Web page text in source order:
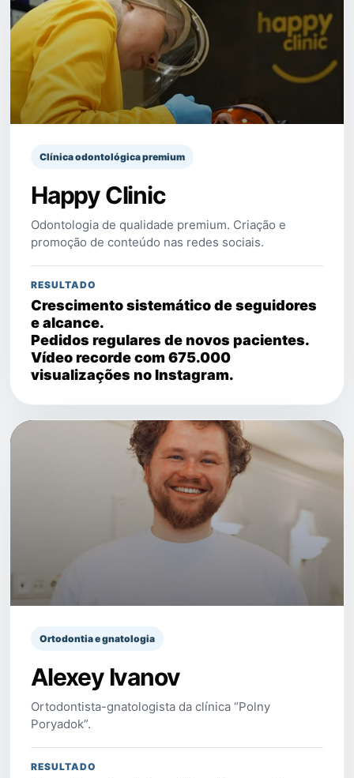
Clínica odontológica premium
Happy Clinic
Odontologia de qualidade premium. Criação e
promoção de conteúdo nas redes sociais.
RESULTADO
Crescimento sistemático de seguidores
e alcance.
Pedidos regulares de novos pacientes.
Vídeo recorde com 675.000
visualizações no Instagram.
Ortodontia e gnatologia
Alexey Ivanov
Ortodontista-gnatologista da clínica “Polny
Poryadok”.
RESULTADO